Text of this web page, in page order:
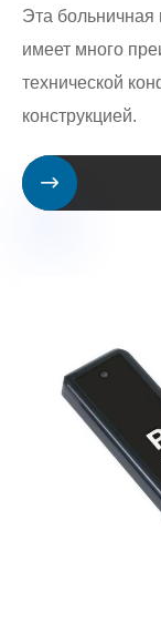
Эта больничная
имеет много
технической
конструкцией.
